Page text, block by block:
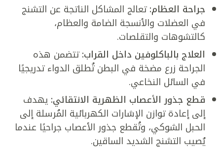
جراحة العظام:تعالج المشاكل الناتجة عن التشنج
في العضلات والأنسجة الضامة والعظام،
كالتشوهات والتقلصات.
العلاج بالباكلوفين داخل القراب:تتضمن هذه
الجراحة زرع مضخة في البطن تُطلق الدواء تدريجيًا
في السائل النخاعي.
قطع جذور الأعصاب الظهرية الانتقائي: يهدف
إلى إعادة توازن الإشارات الكهربائية المُرسلة إلى
الحبل الشوكي، وتُقطع جذور الأعصاب جراحيًا عندما
يُصيب التشنج الشديد الساقين.